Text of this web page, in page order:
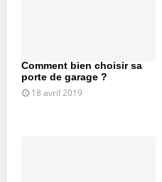
Comment bien choisir sa
porte de garage ?
18 avril 2019